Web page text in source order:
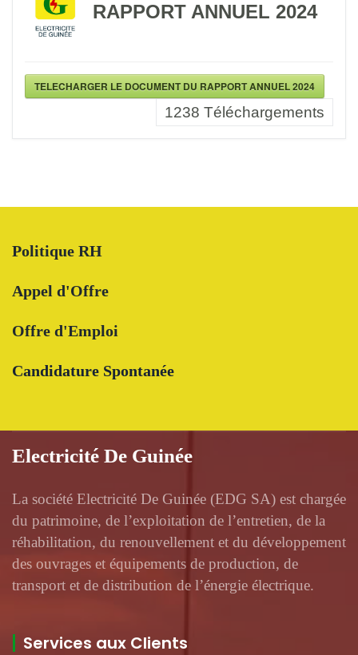
RAPPORT ANNUEL 2024
TELECHARGER LE DOCUMENT DU RAPPORT ANNUEL 2024
1238 Téléchargements
Politique RH
Appel d'Offre
Offre d'Emploi
Candidature Spontanée
Electricité De Guinée
La société Electricité De Guinée (EDG SA) est chargée
du patrimoine, de l’exploitation de l’entretien, de la
réhabilitation, du renouvellement et du développement
des ouvrages et équipements de production, de
transport et de distribution de l’énergie électrique.
Services aux Clients